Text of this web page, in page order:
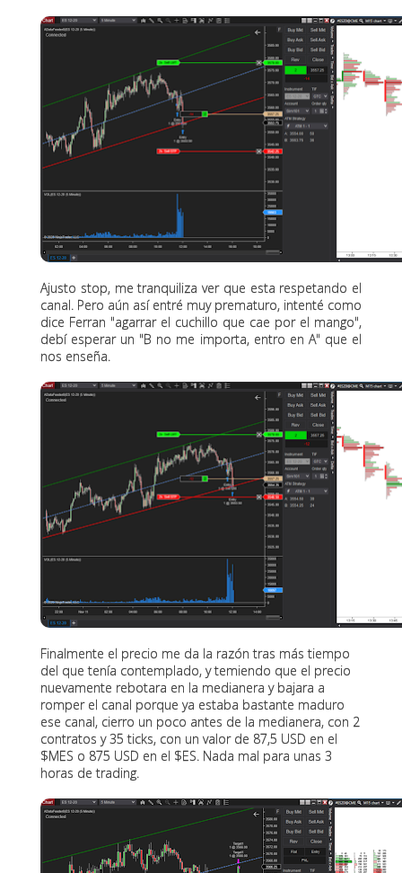
Ajusto stop, me tranquiliza ver que esta respetando el
canal. Pero aún así entré muy prematuro, intenté como
dice Ferran "agarrar el cuchillo que cae por el mango",
debí esperar un "B no me importa, entro en A" que el
nos enseña.
Finalmente el precio me da la razón tras más tiempo
del que tenía contemplado, y temiendo que el precio
nuevamente rebotara en la medianera y bajara a
romper el canal porque ya estaba bastante maduro
ese canal, cierro un poco antes de la medianera, con 2
contratos y 35 ticks, con un valor de 87,5 USD en el
$MES o 875 USD en el $ES. Nada mal para unas 3
horas de trading.